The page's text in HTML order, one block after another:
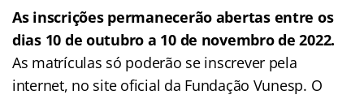
As inscrições permanecerão abertas entre os
dias 10 de outubro a 10 de novembro de 2022.
As matrículas só poderão se inscrever pela
internet, no site oficial da Fundação Vunesp. O